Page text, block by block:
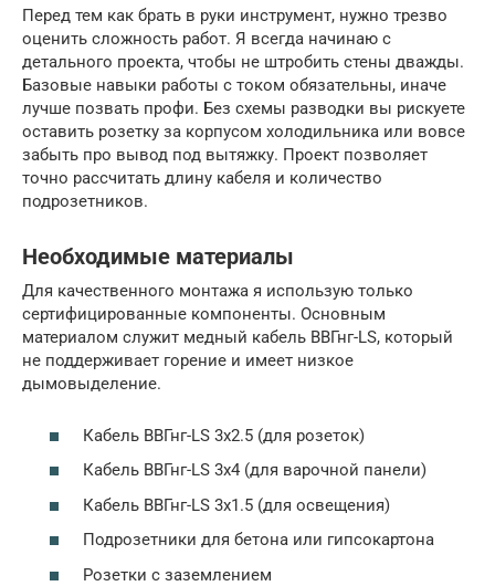
Перед тем как брать в руки инструмент, нужно трезво
оценить сложность работ. Я всегда начинаю с
детального проекта, чтобы не штробить стены дважды.
Базовые навыки работы с током обязательны, иначе
лучше позвать профи. Без схемы разводки вы рискуете
оставить розетку за корпусом холодильника или вовсе
забыть про вывод под вытяжку. Проект позволяет
точно рассчитать длину кабеля и количество
подрозетников.
Необходимые материалы
Для качественного монтажа я использую только
сертифицированные компоненты. Основным
материалом служит медный кабель ВВГнг-LS, который
не поддерживает горение и имеет низкое
дымовыделение.
Кабель ВВГнг-LS 3х2.5 (для розеток)
Кабель ВВГнг-LS 3х4 (для варочной панели)
Кабель ВВГнг-LS 3х1.5 (для освещения)
Подрозетники для бетона или гипсокартона
Розетки с заземлением